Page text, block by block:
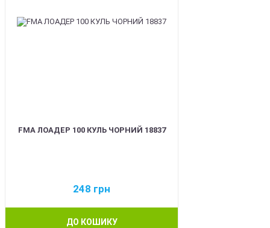
FMA ЛОАДЕР 100 КУЛЬ ЧОРНИЙ 18837
248 грн
ДО КОШИКУ